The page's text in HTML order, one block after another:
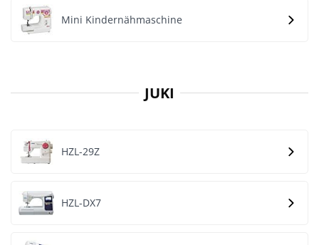
Mini Kindernähmaschine
JUKI
HZL-29Z
HZL-DX7